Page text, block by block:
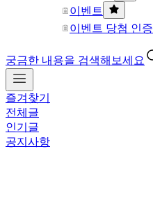
이벤트
이벤트 당첨 인증
궁금한 내용을 검색해보세요
즐겨찾기
전체글
인기글
공지사항